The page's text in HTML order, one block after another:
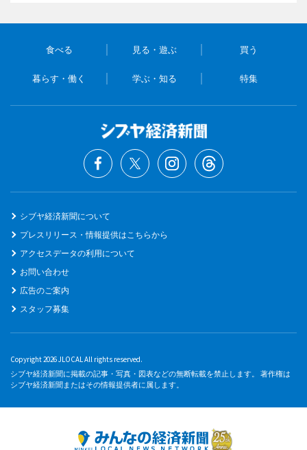
食べる 見る・遊ぶ 買う
暮らす・働く 学ぶ・知る 特集
シブヤ経済新聞について
プレスリリース・情報提供はこちらから
アクセスデータの利用について
お問い合わせ
広告のご案内
スタッフ募集
Copyright 2026 JLOCAL All rights reserved.
シブヤ経済新聞に掲載の記事・写真・図表などの無断転載を禁止します。 著作権は
シブヤ経済新聞またはその情報提供者に属します。